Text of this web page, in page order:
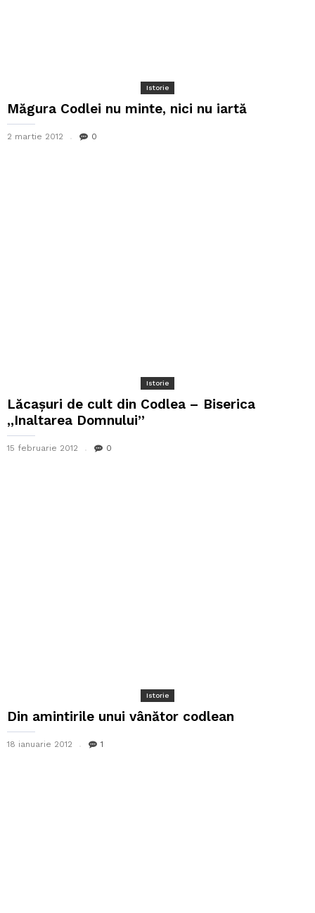
Istorie
Măgura Codlei nu minte, nici nu iartă
2 martie 2012 0
Istorie
Lăcașuri de cult din Codlea – Biserica
,,Inaltarea Domnului”
15 februarie 2012 0
Istorie
Din amintirile unui vânător codlean
18 ianuarie 2012 1